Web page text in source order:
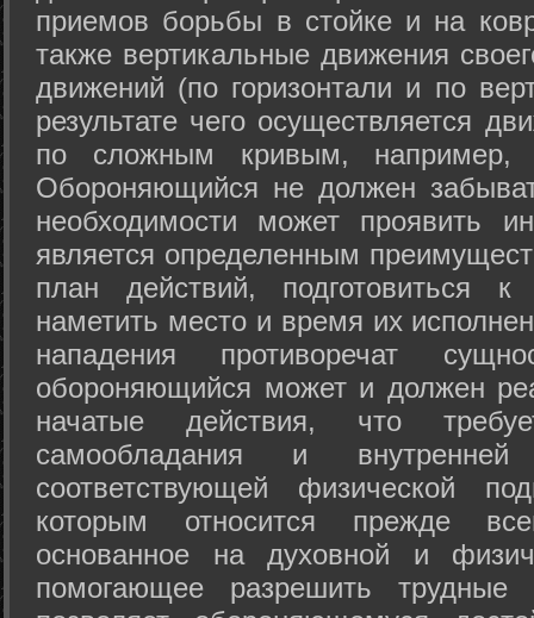
приемов борьбы в стойке и на
также вертикальные движения
движений (по горизонтали и по
результате чего осуществляется
по сложным кривым, например,
Обороняющийся не должен
необходимости может проявить
является определенным
план действий, подготовиться
наметить место и время их
нападения противоречат
обороняющийся может и должен
начатые действия, что
самообладания и
соответствующей физической
которым относится прежде
основанное на духовной и
помогающее разрешить